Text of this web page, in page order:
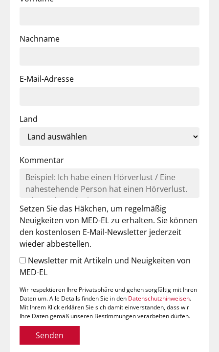
Nachname
E-Mail-Adresse
Land
Kommentar
Setzen Sie das Häkchen, um regelmäßig
Neuigkeiten von MED-EL zu erhalten. Sie können
den kostenlosen E-Mail-Newsletter jederzeit
wieder abbestellen.
Newsletter mit Artikeln und Neuigkeiten von
MED-EL
Wir respektieren Ihre Privatsphäre und gehen sorgfältig mit Ihren
Daten um. Alle Details finden Sie in den Datenschutzhinweisen.
Mit Ihrem Klick erklären Sie sich damit einverstanden, dass wir
Ihre Daten gemäß unseren Bestimmungen verarbeiten dürfen.
Senden